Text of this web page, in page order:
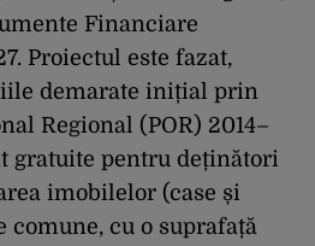
Financiare
Proiectul este fazat,
demarate inițial prin
Regional (POR) 2014–
gratuite pentru deținători
imobilelor (case și
cu o suprafață